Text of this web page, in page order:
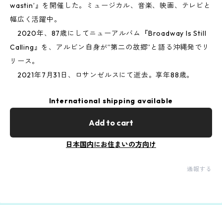
wastin’』を開催した。ミュージカル、音楽、映画、テレビと
幅広く活躍中。
2020年、87歳にしてニューアルバム『Broadway Is Still
Calling』を、アルビン自身が”第二の故郷”と語る沖縄発でリ
リース。
2021年7月31日、ロサンゼルスにて逝去。享年88歳。
International shipping available
Add to cart
日本国内にお住まいの方向け
通報する